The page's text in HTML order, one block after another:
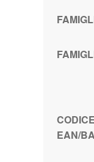
CODICE
EAN/